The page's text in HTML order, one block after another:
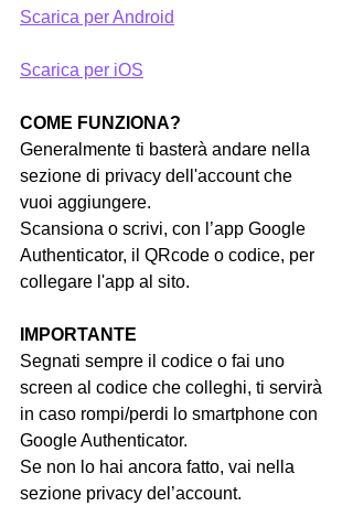
Scarica per Android
Scarica per iOS
COME FUNZIONA?
Generalmente ti basterà andare nella
sezione di privacy dell'account che
vuoi aggiungere.
Scansiona o scrivi, con l’app Google
Authenticator, il QRcode o codice, per
collegare l'app al sito.
IMPORTANTE
Segnati sempre il codice o fai uno
screen al codice che colleghi, ti servirà
in caso rompi/perdi lo smartphone con
Google Authenticator.
Se non lo hai ancora fatto, vai nella
sezione privacy del’account.